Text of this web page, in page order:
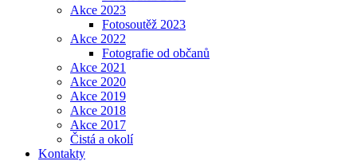
Akce 2023
Fotosoutěž 2023
Akce 2022
Fotografie od občanů
Akce 2021
Akce 2020
Akce 2019
Akce 2018
Akce 2017
Čistá a okolí
Kontakty